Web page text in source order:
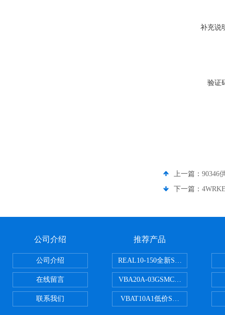
补充说
验证
上一篇： 90346
下一篇：
公司介绍
公司介绍
在线留言
联系我们
推荐产品
REAL10-150全新SMC正弦无杆缸
VBA20A-03GSMC增压阀VBA-
VBAT10A1低价SMC储气罐VBAT